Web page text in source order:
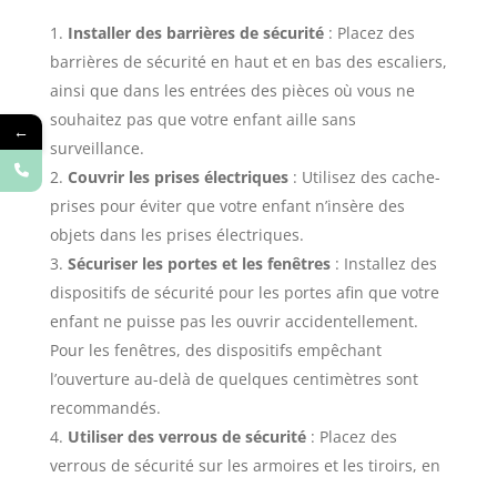
Installer des barrières de sécurité: Placez des
barrières de sécurité en haut et en bas des escaliers,
ainsi que dans les entrées des pièces où vous ne
souhaitez pas que votre enfant aille sans
surveillance.
Couvrir les prises électriques: Utilisez des cache-
prises pour éviter que votre enfant n’insère des
objets dans les prises électriques.
Sécuriser les portes et les fenêtres: Installez des
dispositifs de sécurité pour les portes afin que votre
enfant ne puisse pas les ouvrir accidentellement.
Pour les fenêtres, des dispositifs empêchant
l’ouverture au-delà de quelques centimètres sont
recommandés.
Utiliser des verrous de sécurité: Placez des
verrous de sécurité sur les armoires et les tiroirs, en
←